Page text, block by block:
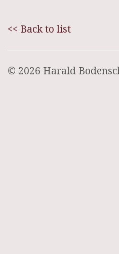
<< Back to list
© 2026 Harald